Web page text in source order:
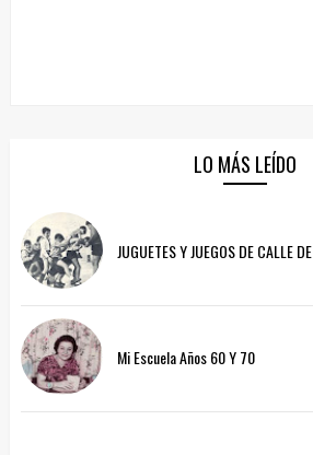
LO MÁS LEÍDO
JUGUETES Y JUEGOS DE CALLE
Mi Escuela Años 60 Y 70